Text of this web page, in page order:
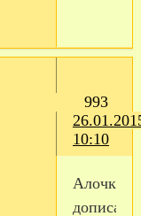
993
10:10
дописать